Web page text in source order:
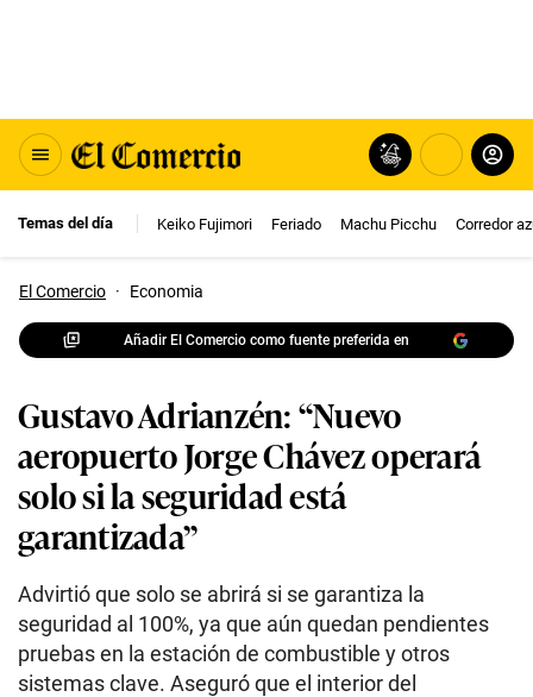
Temas del día Keiko Fujimori Feriado Machu Picchu Corredor
El Comercio · Economia
Añadir El Comercio como fuente preferida en
Gustavo Adrianzén: “Nuevo
aeropuerto Jorge Chávez operará
solo si la seguridad está
garantizada”
Advirtió que solo se abrirá si se garantiza la
seguridad al 100%, ya que aún quedan pendientes
pruebas en la estación de combustible y otros
sistemas clave. Aseguró que el interior del